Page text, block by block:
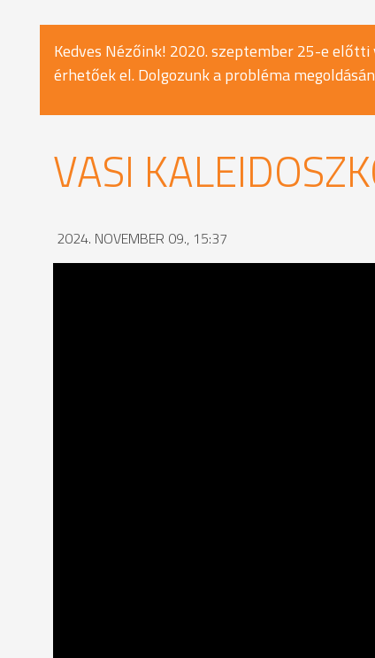
Kedves Nézőink! 2020. szeptember 25-e
érhetőek el. Dolgozunk a probléma
VASI
2024. NOVEMBER 09., 15:37